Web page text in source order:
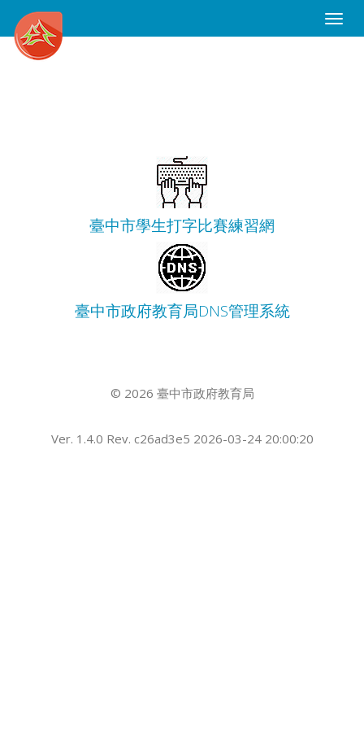
Toggle
臺中市學生打字比賽練習網
臺中市政府教育局DNS管理系統
© 2026 臺中市政府教育局
Ver. 1.4.0 Rev. c26ad3e5 2026-03-24 20:00:20